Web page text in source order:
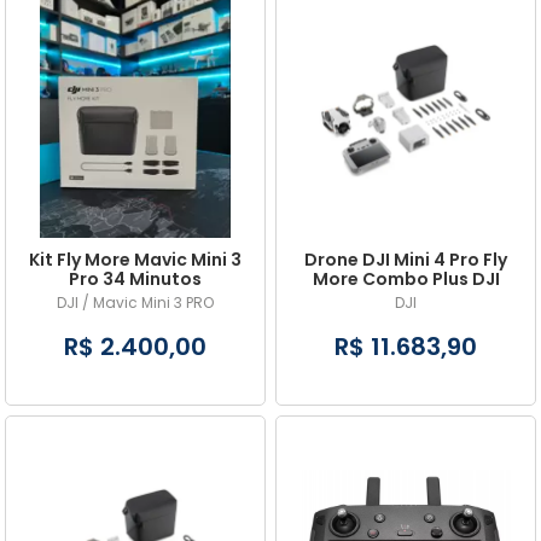
Kit Fly More Mavic Mini 3
Pro 34 Minutos
DJI / Mavic Mini 3 PRO
R$ 2.400,00
Drone DJI Mini 4 Pro Fly
More Combo Plus DJI
RC2
DJI
R$ 11.683,90